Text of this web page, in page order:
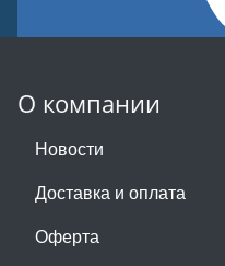
О компании
Новости
Доставка и оплата
Оферта